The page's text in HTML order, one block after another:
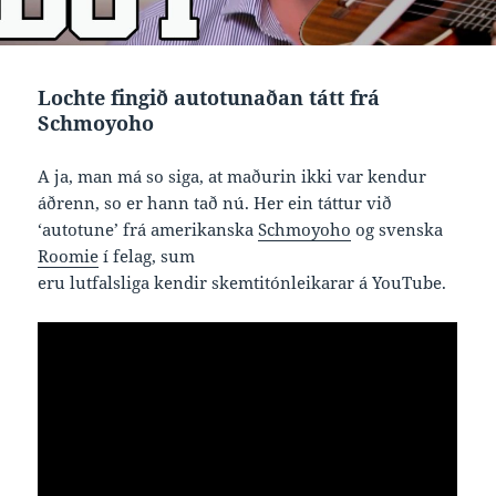
Lochte fingið autotunaðan tátt frá
Schmoyoho
A ja, man má so siga, at maðurin ikki var kendur
áðrenn, so er hann tað nú. Her ein táttur við
‘autotune’ frá amerikanskaSchmoyoho og svenska
Roomie í felag, sum
eru lutfalsliga kendir skemtitónleikarar á YouTube.